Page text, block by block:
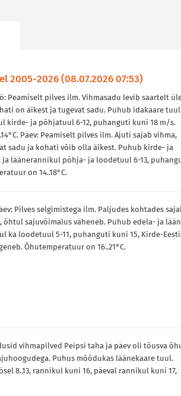
2005-2026 (08.07.2026 07:53)
Peamiselt pilves ilm. Vihmasadu levib saartelt
on äikest ja tugevat sadu. Puhub idakaare tuul
kirde- ja põhjatuul 6-12, puhanguti kuni 18 m/s.
Päev: Peamiselt pilves ilm. Ajuti sajab vihma,
sadu ja kohati võib olla äikest. Puhub kirde- ja
ja läänerannikul põhja- ja loodetuul 6-13,
on 14..18°C.
Pilves selgimistega ilm. Paljudes kohtades
õhtul sajuvõimalus väheneb. Puhub edela- ja
ka loodetuul 5-11, puhanguti kuni 15, Kirde-
Õhutemperatuur on 16..21°C.
vihmapilved Peipsi taha ja päev oli tõusva
Puhus mõõdukas läänekaare tuul.
8..13, rannikul kuni 16, päeval rannikul kuni 17,